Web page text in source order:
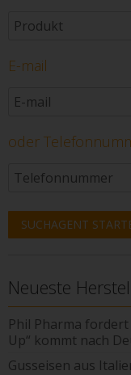
E-mail
oder
Neueste
Phil Pharma
Up“ kommt nach
Gusseisen aus